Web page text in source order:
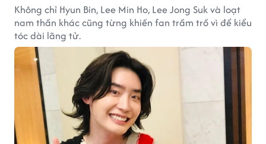
Không chỉ Hyun Bin, Lee Min Ho, Lee Jong Suk và loạt
nam thần khác cũng từng khiến fan trầm trồ vì để kiểu
tóc dài lãng tử.